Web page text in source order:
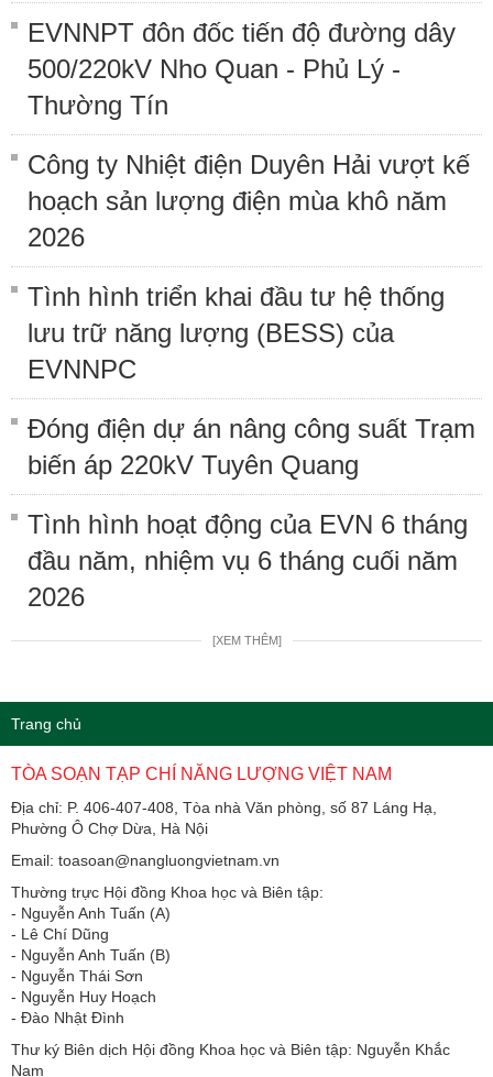
EVNNPT đôn đốc tiến độ đường dây
500/220kV Nho Quan - Phủ Lý -
Thường Tín
Công ty Nhiệt điện Duyên Hải vượt kế
hoạch sản lượng điện mùa khô năm
2026
Tình hình triển khai đầu tư hệ thống
lưu trữ năng lượng (BESS) của
EVNNPC
Đóng điện dự án nâng công suất Trạm
biến áp 220kV Tuyên Quang
Tình hình hoạt động của EVN 6 tháng
đầu năm, nhiệm vụ 6 tháng cuối năm
2026
[XEM THÊM]
Trang chủ
TÒA SOẠN TẠP CHÍ NĂNG LƯỢNG VIỆT NAM
Địa chỉ: P. 406-407-408, Tòa nhà Văn phòng, số 87 Láng Hạ,
Phường Ô Chợ Dừa, Hà Nội
Email: toasoan@nangluongvietnam.vn
Thường trực Hội đồng Khoa học và Biên tập:
​​​​​​- Nguyễn Anh Tuấn (A)
- Lê Chí Dũng
- Nguyễn Anh Tuấn (B)
- Nguyễn Thái Sơn
- Nguyễn Huy Hoạch
- Đào Nhật Đình
Thư ký Biên dịch Hội đồng Khoa học và Biên tập: Nguyễn Khắc
Nam